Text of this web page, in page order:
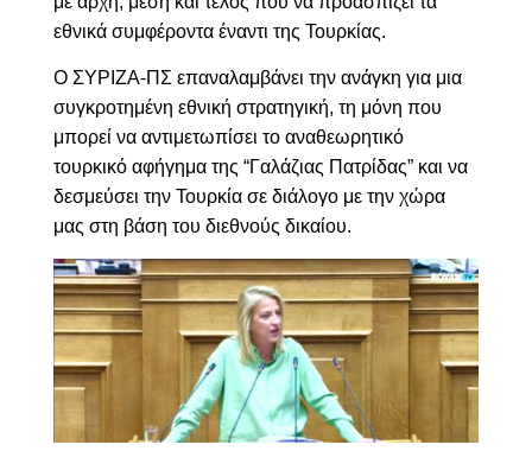
εθνικά συμφέροντα έναντι της Τουρκίας.
Ο ΣΥΡΙΖΑ-ΠΣ επαναλαμβάνει την ανάγκη για μια
συγκροτημένη εθνική στρατηγική, τη μόνη που
μπορεί να αντιμετωπίσει το αναθεωρητικό
τουρκικό αφήγημα της “Γαλάζιας Πατρίδας” και να
δεσμεύσει την Τουρκία σε διάλογο με την χώρα
μας στη βάση του διεθνούς δικαίου.